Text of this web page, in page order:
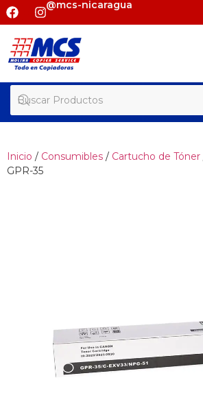
@mcs-nicaragua
Inicio / Consumibles / Cartucho de Tóner
GPR-35